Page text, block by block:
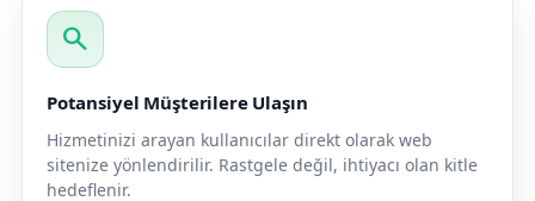
search
Potansiyel Müşterilere Ulaşın
Hizmetinizi arayan kullanıcılar direkt olarak web
sitenize yönlendirilir. Rastgele değil, ihtiyacı olan kitle
hedeflenir.